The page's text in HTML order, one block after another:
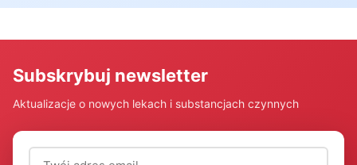
Subskrybuj newsletter
Aktualizacje o nowych lekach i substancjach czynnych
Adres email (wymagany)